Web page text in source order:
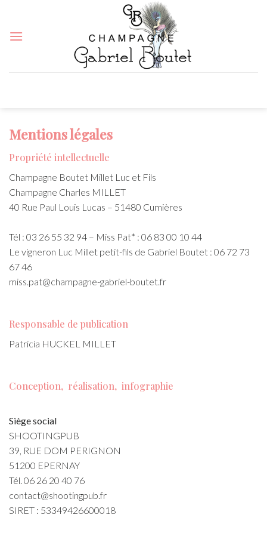
content
Mentions légales
Propriété intellectuelle
Champagne Boutet Millet Luc et Fils
Champagne Charles MILLET
40 Rue Paul Louis Lucas – 51480 Cumières
Tél : 03 26 55 32 94 – Miss Pat* : 06 83 00 10 44
Le vigneron Luc Millet petit-fils de Gabriel Boutet : 06 72 73
67 46
miss.pat@champagne-gabriel-boutet.fr
Responsable de publication
Patricia HUCKEL MILLET
Conception, réalisation, infographie
Siège social
SHOOTINGPUB
39, RUE DOM PERIGNON
51200 EPERNAY
Tél. 06 26 20 40 76
contact@shootingpub.fr
SIRET : 53349426600018